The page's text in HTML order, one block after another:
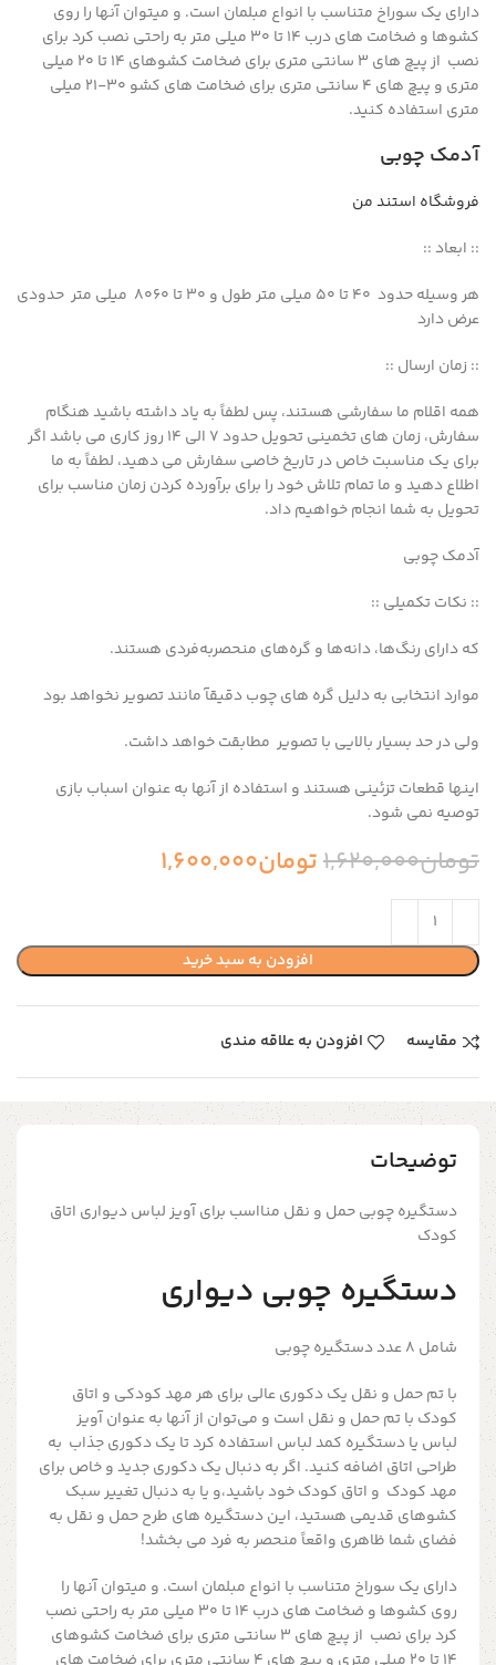
دارای یک سوراخ متناسب با انواع مبلمان است. و میتوان آنها را روی
کشوها و ضخامت های درب 14 تا 30 میلی متر به راحتی نصب کرد برای
نصب از پیچ های 3 سانتی متری برای ضخامت کشوهای 14 تا 20 میلی
متری و پیچ های 4 سانتی متری برای ضخامت های کشو 30-21 میلی
متری استفاده کنید.
آدمک چوبی
فروشگاه استند من
:: ابعاد ::
هر وسیله حدود 40 تا 50 میلی متر طول و 30 تا 8060 میلی متر حدودی
عرض دارد
:: زمان ارسال ::
همه اقلام ما سفارشی هستند، پس لطفاً به یاد داشته باشید هنگام
سفارش، زمان های تخمینی تحویل حدود 7 الی 14 روز کاری می باشد اگر
برای یک مناسبت خاص در تاریخ خاصی سفارش می دهید، لطفاً به ما
اطلاع دهید و ما تمام تلاش خود را برای برآورده کردن زمان مناسب برای
تحویل به شما انجام خواهیم داد.
آدمک چوبی
:: نکات تکمیلی ::
که دارای رنگ‌ها، دانه‌ها و گره‌های منحصربه‌فردی هستند.
موارد انتخابی به دلیل گره های چوب دقیقآ مانند تصویر نخواهد بود
ولی در حد بسیار بالایی با تصویر مطابقت خواهد داشت.
اینها قطعات تزئینی هستند و استفاده از آنها به عنوان اسباب بازی
توصیه نمی شود.
تومان1,620,000تومان1,600,000
افزودن به سبد خرید
مقایسه افزودن به علاقه مندی
توضیحات
دستگیره چوبی حمل و نقل منااسب برای آویز لباس دیواری اتاق
کودک
دستگیره چوبی دیواری
شامل 8 عدد دستگیره چوبی
با تم حمل و نقل یک دکوری عالی برای هر مهد کودکی و اتاق
کودک با تم حمل و نقل است و می‌توان از آنها به عنوان آویز
لباس یا دستگیره کمد لباس استفاده کرد تا یک دکوری جذاب به
طراحی اتاق اضافه کنید. اگر به دنبال یک دکوری جدید و خاص برای
مهد کودک و اتاق کودک خود باشید،و یا به دنبال تغییر سبک
کشوهای قدیمی هستید، این دستگیره های طرح حمل و نقل به
فضای شما ظاهری واقعاً منحصر به فرد می بخشد!
دارای یک سوراخ متناسب با انواع مبلمان است. و میتوان آنها را
روی کشوها و ضخامت های درب 14 تا 30 میلی متر به راحتی نصب
کرد برای نصب از پیچ های 3 سانتی متری برای ضخامت کشوهای